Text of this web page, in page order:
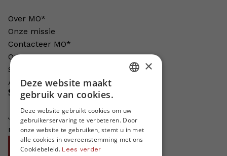
Over MO*
Onze missie
Contacteer MO*
Onze auteurs
Schrijven voor MO*?
Adverteren in MO*
Steun MO*
Je helpt ons groeien. MO* bestaat
niet zonder jouw steun!
ENGLISH
×
Deze website maakt
gebruik van cookies.
Deze website gebruikt cookies om uw
gebruikerservaring te verbeteren. Door
onze website te gebruiken, stemt u in met
alle cookies in overeenstemming met ons
Cookiebeleid. Lees verder